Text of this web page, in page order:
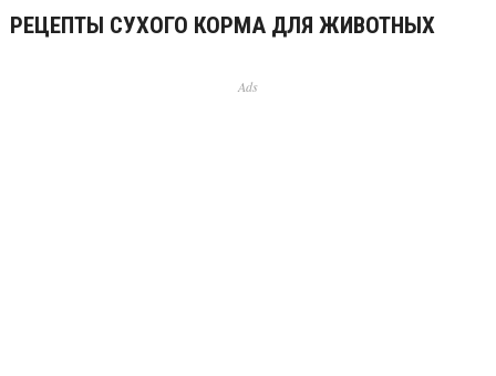
РЕЦЕПТЫ СУХОГО КОРМА ДЛЯ ЖИВОТНЫХ
Ads